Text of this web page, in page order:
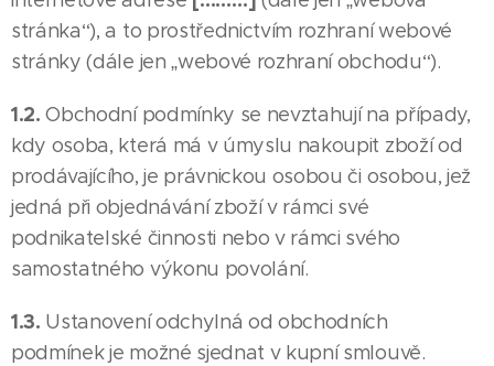
stránka“), a to prostřednictvím rozhraní webové
stránky (dále jen „webové rozhraní obchodu“).
1.2. Obchodní podmínky se nevztahují na případy,
kdy osoba, která má v úmyslu nakoupit zboží od
prodávajícího, je právnickou osobou či osobou, jež
jedná při objednávání zboží v rámci své
podnikatelské činnosti nebo v rámci svého
samostatného výkonu povolání.
1.3. Ustanovení odchylná od obchodních
podmínek je možné sjednat v kupní smlouvě.